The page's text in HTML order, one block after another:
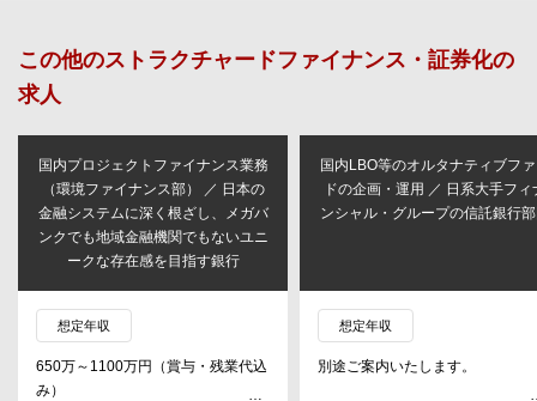
この他のストラクチャードファイナンス・証券化の
求人
国内プロジェクトファイナンス業務
（環境ファイナンス部） ／ 日本の
金融システムに深く根ざし、メガバ
ンクでも地域金融機関でもないユニ
ークな存在感を目指す銀行
想定年収
650万～1100万円（賞与・残業代込
み）
国内LBO等のオルタナティブフ
ドの企画・運用 ／ 日系大手フィ
ンシャル・グループの信託銀行
想定年収
別途ご案内いたします。